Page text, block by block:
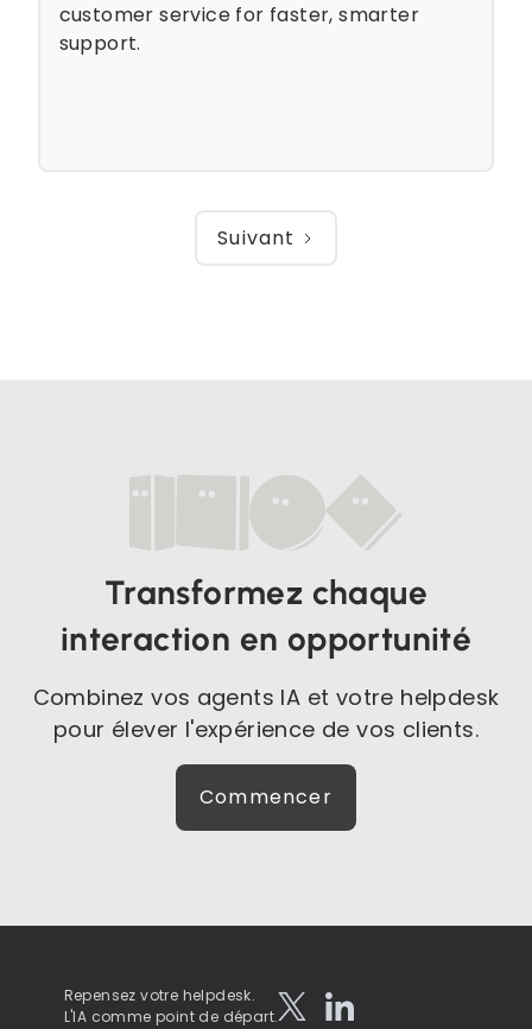
customer service for faster, smarter
support.
Suivant
Transformez chaque
interaction en opportunité
Combinez vos agents IA et votre helpdesk
pour élever l'expérience de vos clients.
Commencer
Repensez votre helpdesk.
L'IA comme point de départ.